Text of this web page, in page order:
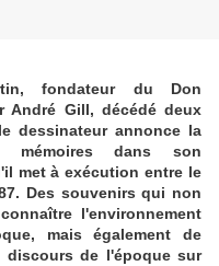
fondateur du Don
André Gill, décédé deux
dessinateur annonce la
mémoires dans son
met à exécution entre le
Des souvenirs qui non
l'environnement
mais également de
discours de l'époque sur